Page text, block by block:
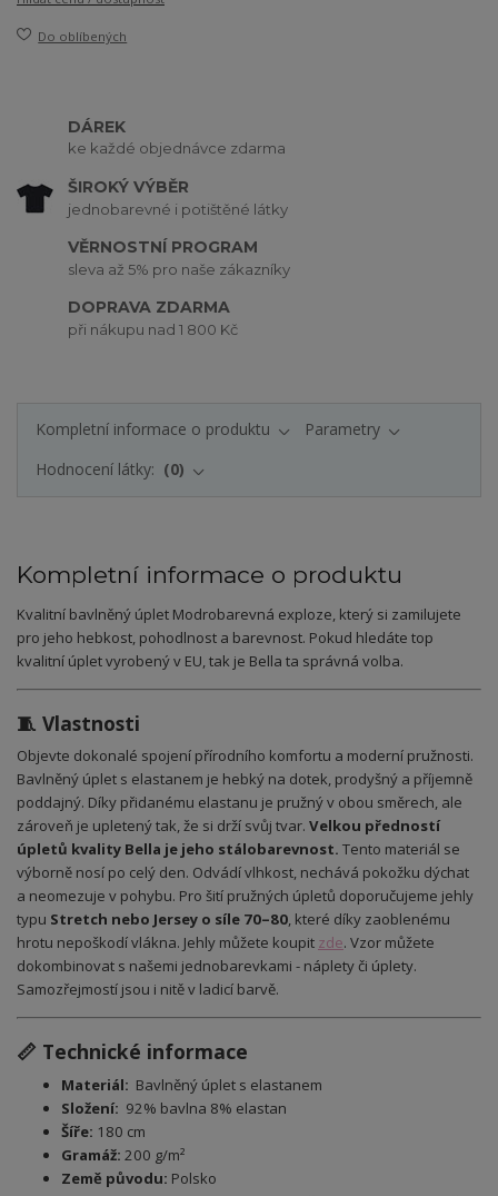
Do oblíbených
DÁREK
ke každé objednávce zdarma
ŠIROKÝ VÝBĚR
jednobarevné i potištěné látky
VĚRNOSTNÍ PROGRAM
sleva až 5% pro naše zákazníky
DOPRAVA ZDARMA
při nákupu nad 1 800 Kč
Kompletní informace o produktu
Parametry
Hodnocení látky:
0
Kompletní informace o produktu
Kvalitní bavlněný úplet Modrobarevná exploze, který si zamilujete
pro jeho hebkost, pohodlnost a barevnost. Pokud hledáte top
kvalitní úplet vyrobený v EU, tak je Bella ta správná volba.
🧵 Vlastnosti
Objevte dokonalé spojení přírodního komfortu a moderní pružnosti.
Bavlněný úplet s elastanem je hebký na dotek, prodyšný a příjemně
poddajný. Díky přidanému elastanu je pružný v obou směrech, ale
zároveň je upletený tak, že si drží svůj tvar. Velkou předností
úpletů kvality Bella je jeho stálobarevnost. Tento materiál se
výborně nosí po celý den. Odvádí vlhkost, nechává pokožku dýchat
a neomezuje v pohybu. Pro šití pružných úpletů doporučujeme jehly
typu Stretch nebo Jersey o síle 70–80, které díky zaoblenému
hrotu nepoškodí vlákna. Jehly můžete koupit zde. Vzor můžete
dokombinovat s našemi jednobarevkami - náplety či úplety.
Samozřejmostí jsou i nitě v ladicí barvě.
📏 Technické informace
Materiál: Bavlněný úplet s elastanem
Složení: 92% bavlna 8% elastan
Šíře: 180 cm
Gramáž: 200 g/m²
Země původu: Polsko